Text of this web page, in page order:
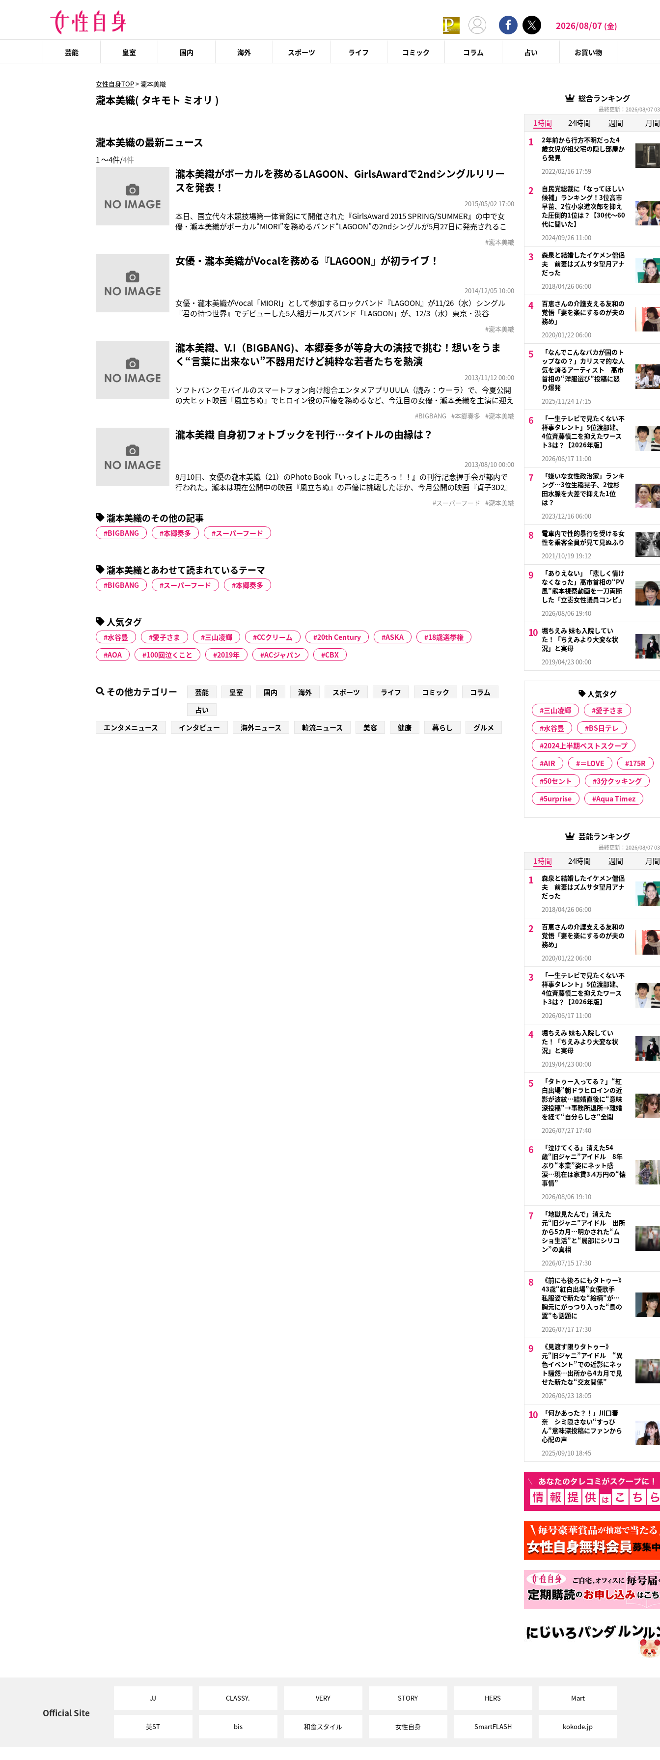
2026/08/07 (金)
芸能 皇室 国内 海外 スポーツ ライフ コミック コラム 占い お買い物
女性自身TOP>瀧本美織
瀧本美織( タキモト ミオリ )
瀧本美織の最新ニュース
1 ～4件/4件
瀧本美織がボーカルを務めるLAGOON、GirlsAwardで2ndシングルリリー
スを発表！
2015/05/02 17:00
本日、国立代々木競技場第一体育館にて開催された『GirlsAward 2015 SPRING/SUMMER』の中で女
優・瀧本美織がボーカル“MIORI”を務めるバンド“LAGOON”の2ndシングルが5月27日に発売されるこ
#瀧本美織
女優・瀧本美織がVocalを務める『LAGOON』が初ライブ！
2014/12/05 10:00
女優・瀧本美織がVocal「MIORI」として参加するロックバンド『LAGOON』が11/26（水）シングル
『君の待つ世界』でデビューした5人組ガールズバンド「LAGOON」が、12/3（水）東京・渋谷
#瀧本美織
瀧本美織、V.I（BIGBANG)、本郷奏多が等身大の演技で挑む！想いをうま
く“言葉に出来ない”不器用だけど純粋な若者たちを熱演
2013/11/12 00:00
ソフトバンクモバイルのスマートフォン向け総合エンタメアプリUULA（読み：ウーラ）で、今夏公開
の大ヒット映画「風立ちぬ」でヒロイン役の声優を務めるなど、今注目の女優・瀧本美織を主演に迎え
演には、全世界を席巻中のモンスターグループ“BIGBANG”のメンバーであり、日本でのドラマ出演は
「金田一少年の事件簿香
#BIGBANG #本郷奏多 #瀧本美織
瀧本美織 自身初フォトブックを刊行…タイトルの由縁は？
2013/08/10 00:00
8月10日、女優の瀧本美織（21）のPhoto Book『いっしょに走ろっ！！』の刊行記念握手会が都内で
行われた。瀧本は現在公開中の映画『風立ちぬ』の声優に挑戦したほか、今月公開の映画『貞子3D2』
寝る直前までずっと撮られていて、本当に私の素顔が見られると思います」と撮影を振り返った。ま
た、「海
#スーパーフード #瀧本美織
瀧本美織のその他の記事
BIGBANG 本郷奏多 スーパーフード
瀧本美織とあわせて読まれているテーマ
BIGBANG スーパーフード 本郷奏多
人気タグ
水谷豊 愛子さま 三山凌輝 CCクリーム 20th Century ASKA
18歳選挙権
AOA
100回泣くこと 2019年 ACジャパン CBX
その他カテゴリー 芸能 皇室 国内 海外 スポーツ ライフ コミック
コラム
占い
エンタメニュース
インタビュー 海外ニュース 韓流ニュース 美容 健康 暮らし グルメ
総合ランキング
最終更新：2026/08/07
1時間 24時間 週間 月間
2年前から行方不明だった4
歳女児が祖父宅の隠し部屋か
ら発見
2022/02/16 17:59
自民党総裁に「なってほしい
候補」ランキング！3位高市
早苗、2位小泉進次郎を抑え
た圧倒的1位は？【30代〜60
代に聞いた】
2024/09/26 11:00
森泉と結婚したイケメン僧侶
夫 前妻はズムサタ望月アナ
だった
2018/04/26 06:00
百恵さんの介護支える友和の
覚悟「妻を楽にするのが夫の
務め」
2020/01/22 06:00
「なんでこんなバカが国のト
ップなの？」カリスマ的な人
気を誇るアーティスト 高市
首相の“洋服選び”投稿に怒
り爆発
2025/11/24 17:15
「一生テレビで見たくない不
祥事タレント」5位渡部建、
4位斉藤慎二を抑えたワース
ト3は？【2026年版】
2026/06/17 11:00
「嫌いな女性政治家」ランキ
ング…3位生稲晃子、2位杉
田水脈を大差で抑えた1位
は？
2023/12/16 06:00
電車内で性的暴行を受ける女
性を乗客全員が見て見ぬふり
2021/10/19 19:12
「ありえない」「悲しく情け
なくなった」高市首相の“PV
風”熊本視察動画を一刀両断
した「立憲女性議員コンビ」
2026/08/06 19:40
堀ちえみ 妹も入院してい
た！「ちえみより大変な状
況」と実母
2019/04/23 00:00
人気タグ
三山凌輝
愛子さま
水谷豊
BS日テレ
2024上半期ベストスクープ
AIR
＝LOVE
175R
50セント
3分クッキング
5urprise
Aqua Timez
芸能ランキング
最終更新：2026/08/07
1時間 24時間 週間 月間
森泉と結婚したイケメン僧侶
夫 前妻はズムサタ望月アナ
だった
2018/04/26 06:00
百恵さんの介護支える友和の
覚悟「妻を楽にするのが夫の
務め」
2020/01/22 06:00
「一生テレビで見たくない不
祥事タレント」5位渡部建、
4位斉藤慎二を抑えたワース
ト3は？【2026年版】
2026/06/17 11:00
堀ちえみ 妹も入院してい
た！「ちえみより大変な状
況」と実母
2019/04/23 00:00
「タトゥー入ってる？」“紅
白出場”朝ドラヒロインの近
影が波紋…結婚直後に“意味
深投稿”→事務所退所→離婚
を経て“自分らしさ”全開
2026/07/27 17:40
「泣けてくる」消えた54
歳“旧ジャニ”アイドル 8年
ぶり“本業”姿にネット感
涙…現在は家賃3.4万円の“懐
事情”
2026/08/06 19:10
「地獄見たんで」消えた
元“旧ジャニ”アイドル 出所
から5カ月…明かされた“ム
ショ生活”と“局部にシリコ
ン”の真相
2026/07/15 17:30
《前にも後ろにもタトゥー》
43歳“紅白出場”女優歌手
私服姿で新たな“絵柄”が…
胸元にがっつり入った“鳥の
翼”も話題に
2026/07/17 17:30
《見渡す限りタトゥー》
元“旧ジャニ”アイドル “異
色イベント”での近影にネッ
ト騒然…出所から4カ月で見
せた新たな“交友関係”
2026/06/23 18:05
「何かあった？！」川口春
奈 シミ隠さない“すっぴ
ん”意味深投稿にファンから
心配の声
2025/09/10 18:45
Official Site
JJ CLASSY. VERY STORY HERS Mart
美ST bis 和食スタイル 女性自身 SmartFLASH kokode.jp